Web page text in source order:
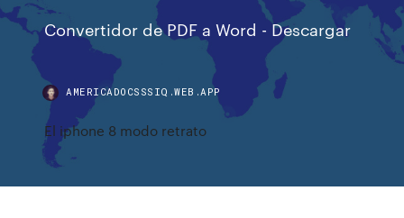
Convertidor de PDF a Word - Descargar
AMERICADOCSSSIQ.WEB.APP
El iphone 8 modo retrato